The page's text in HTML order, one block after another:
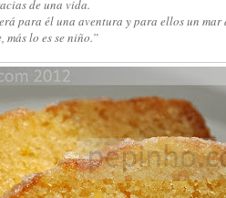
de una vida.
para él una aventura y para ellos un mar
lo es se niño.”